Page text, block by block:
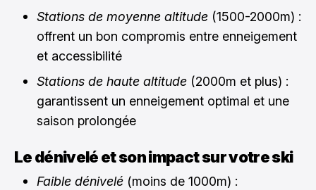
Stations de moyenne altitude (1500-2000m) :
offrent un bon compromis entre enneigement
et accessibilité
Stations de haute altitude (2000m et plus) :
garantissent un enneigement optimal et une
saison prolongée
Le dénivelé et son impact sur votre ski
Faible dénivelé (moins de 1000m) :